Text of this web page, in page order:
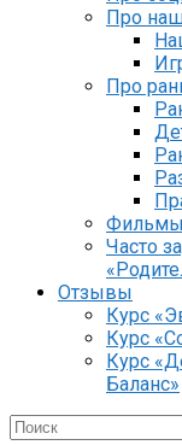
Про
Про
Фильмы
Часто
Отзывы
Курс
Курс
Курс
Баланс»